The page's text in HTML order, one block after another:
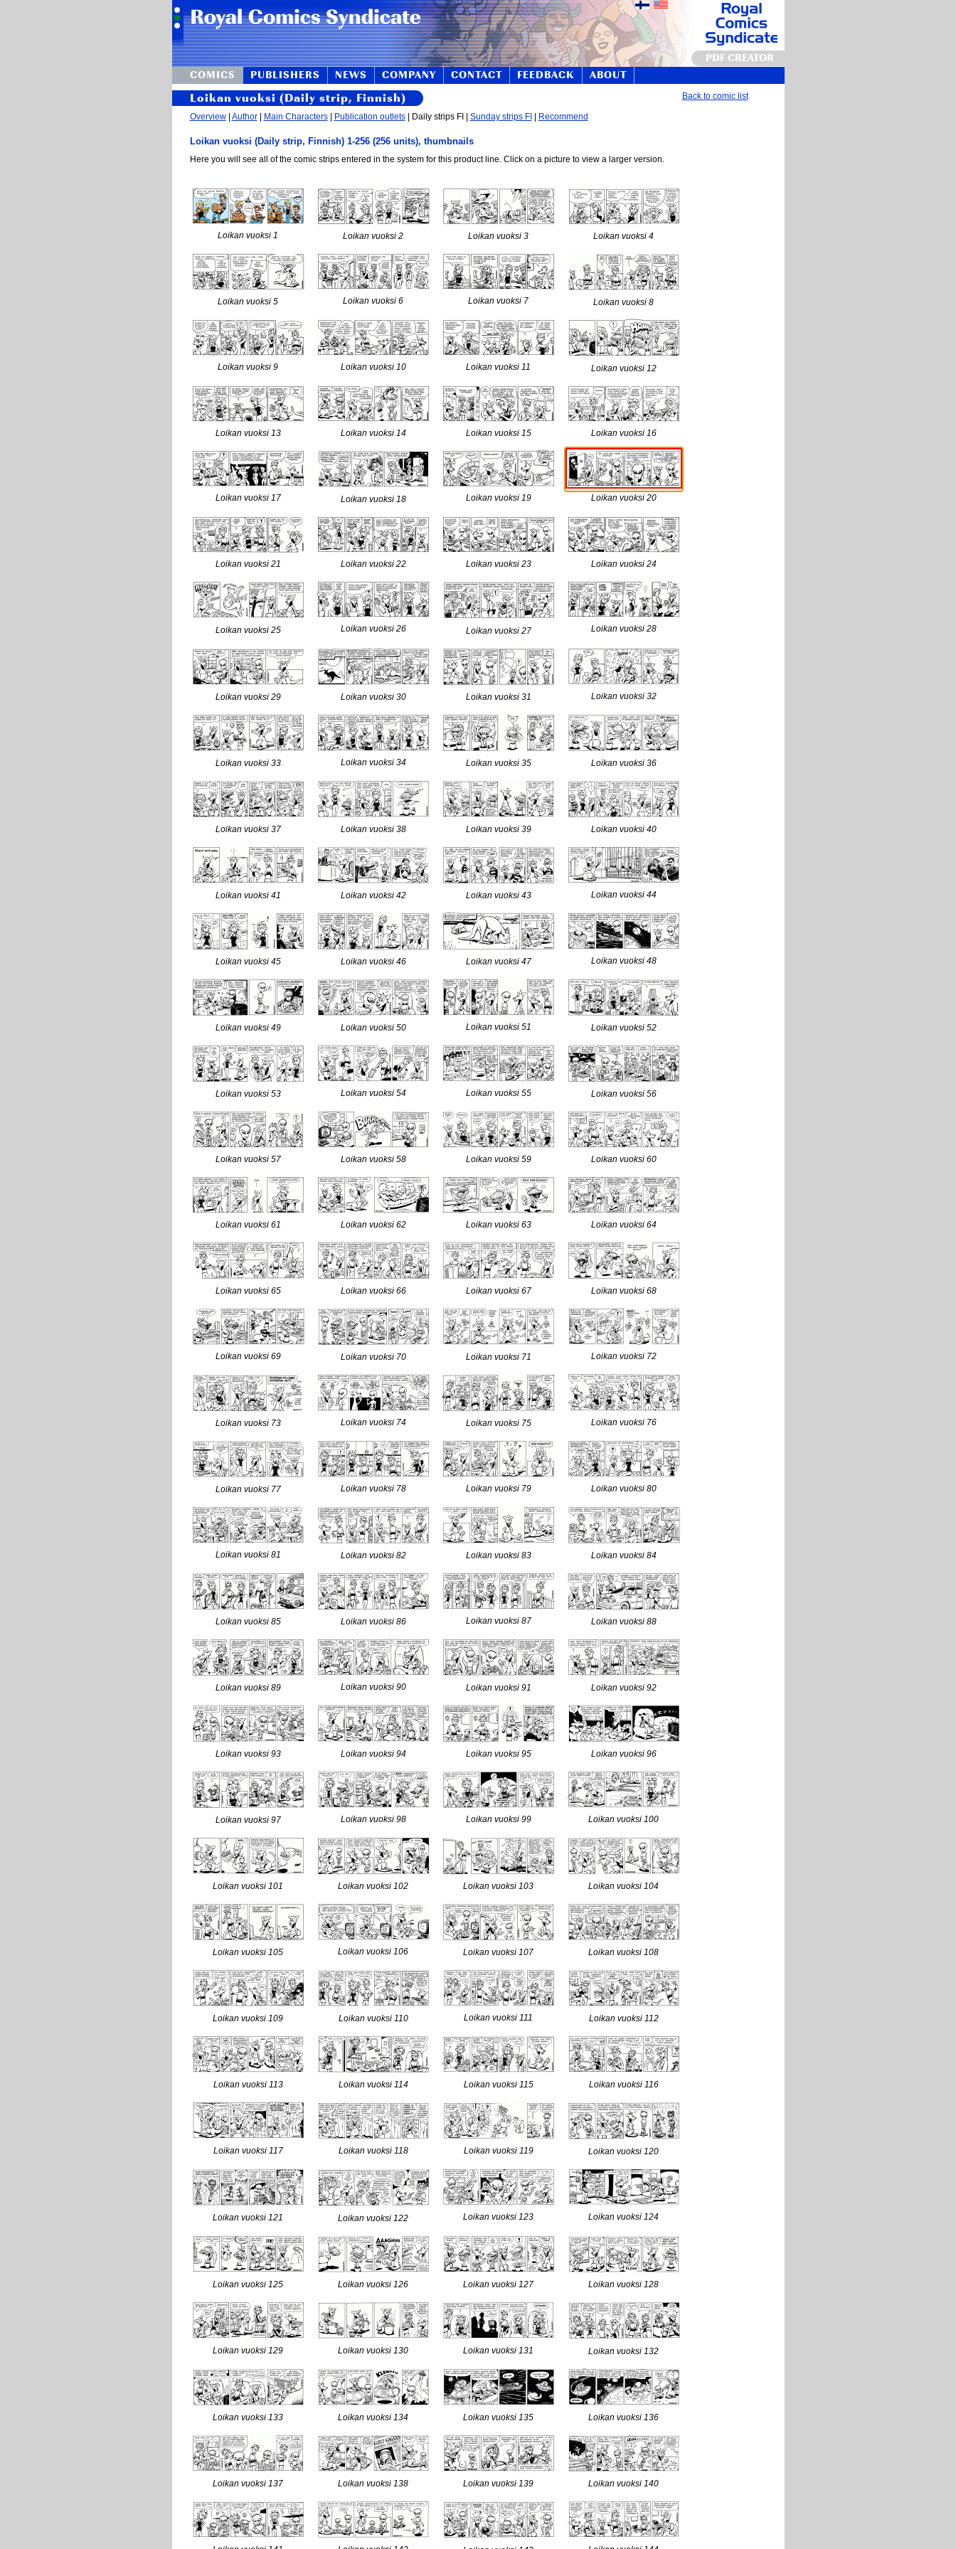
PDF CREATOR
COMICS
PUBLISHERS NEWS COMPANY CONTACT FEEDBACK ABOUT
Loikan vuoksi (Daily strip, Finnish) Back to comic list
Overview| Author| Main Characters| Publication outlets| Daily strips FI | Sunday strips FI Recommend
Loikan vuoksi (Daily strip, Finnish) 1-256 (256 units), thumbnails
Here you will see all of the comic strips entered in the system for this product line. Click on a picture to view a larger version.
Loikan vuoksi 1 Loikan vuoksi 2 Loikan vuoksi 3 Loikan vuoksi 4
Loikan vuoksi 5 Loikan vuoksi 6 Loikan vuoksi 7 Loikan vuoksi 8
Loikan vuoksi 9 Loikan vuoksi 10 Loikan vuoksi 11 Loikan vuoksi 12
Loikan vuoksi 13 Loikan vuoksi 14 Loikan vuoksi 15 Loikan vuoksi 16
Loikan vuoksi 17 Loikan vuoksi 18 Loikan vuoksi 19 Loikan vuoksi 20
Loikan vuoksi 21 Loikan vuoksi 22 Loikan vuoksi 23 Loikan vuoksi 24
Loikan vuoksi 25 Loikan vuoksi 26 Loikan vuoksi 27 Loikan vuoksi 28
Loikan vuoksi 29 Loikan vuoksi 30 Loikan vuoksi 31 Loikan vuoksi 32
Loikan vuoksi 33 Loikan vuoksi 34 Loikan vuoksi 35 Loikan vuoksi 36
Loikan vuoksi 37 Loikan vuoksi 38 Loikan vuoksi 39 Loikan vuoksi 40
Loikan vuoksi 41 Loikan vuoksi 42 Loikan vuoksi 43 Loikan vuoksi 44
Loikan vuoksi 45 Loikan vuoksi 46 Loikan vuoksi 47 Loikan vuoksi 48
Loikan vuoksi 49 Loikan vuoksi 50 Loikan vuoksi 51 Loikan vuoksi 52
Loikan vuoksi 53 Loikan vuoksi 54 Loikan vuoksi 55 Loikan vuoksi 56
Loikan vuoksi 57 Loikan vuoksi 58 Loikan vuoksi 59 Loikan vuoksi 60
Loikan vuoksi 61 Loikan vuoksi 62 Loikan vuoksi 63 Loikan vuoksi 64
Loikan vuoksi 65 Loikan vuoksi 66 Loikan vuoksi 67 Loikan vuoksi 68
Loikan vuoksi 69 Loikan vuoksi 70 Loikan vuoksi 71 Loikan vuoksi 72
Loikan vuoksi 73 Loikan vuoksi 74 Loikan vuoksi 75 Loikan vuoksi 76
Loikan vuoksi 77 Loikan vuoksi 78 Loikan vuoksi 79 Loikan vuoksi 80
Loikan vuoksi 81 Loikan vuoksi 82 Loikan vuoksi 83 Loikan vuoksi 84
Loikan vuoksi 85 Loikan vuoksi 86 Loikan vuoksi 87 Loikan vuoksi 88
Loikan vuoksi 89 Loikan vuoksi 90 Loikan vuoksi 91 Loikan vuoksi 92
Loikan vuoksi 93 Loikan vuoksi 94 Loikan vuoksi 95 Loikan vuoksi 96
Loikan vuoksi 97 Loikan vuoksi 98 Loikan vuoksi 99 Loikan vuoksi 100
Loikan vuoksi 101 Loikan vuoksi 102 Loikan vuoksi 103 Loikan vuoksi 104
Loikan vuoksi 105 Loikan vuoksi 106 Loikan vuoksi 107 Loikan vuoksi 108
Loikan vuoksi 109 Loikan vuoksi 110 Loikan vuoksi 111 Loikan vuoksi 112
Loikan vuoksi 113 Loikan vuoksi 114 Loikan vuoksi 115 Loikan vuoksi 116
Loikan vuoksi 117 Loikan vuoksi 118 Loikan vuoksi 119 Loikan vuoksi 120
Loikan vuoksi 121 Loikan vuoksi 122 Loikan vuoksi 123 Loikan vuoksi 124
Loikan vuoksi 125 Loikan vuoksi 126 Loikan vuoksi 127 Loikan vuoksi 128
Loikan vuoksi 129 Loikan vuoksi 130 Loikan vuoksi 131 Loikan vuoksi 132
Loikan vuoksi 133 Loikan vuoksi 134 Loikan vuoksi 135 Loikan vuoksi 136
Loikan vuoksi 137 Loikan vuoksi 138 Loikan vuoksi 139 Loikan vuoksi 140